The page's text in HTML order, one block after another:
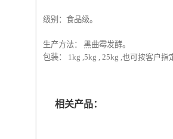
级别：食品级。
生产方法： 黑曲霉发酵。
包装： 1kg ,5kg , 25kg ,也可按客户指
相关产品：